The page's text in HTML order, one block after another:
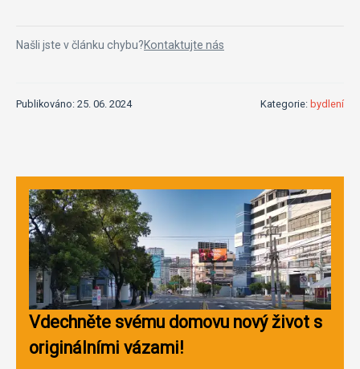
Našli jste v článku chybu?Kontaktujte nás
Publikováno: 25. 06. 2024 Kategorie: bydlení
Vdechněte svému domovu nový život s
originálními vázami!